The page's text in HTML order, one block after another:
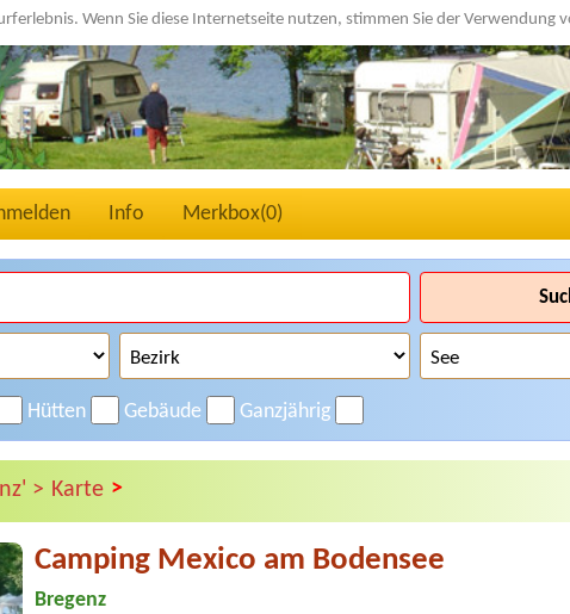
Wenn Sie diese Internetseite nutzen, stimmen Sie der Verwendung
Info Merkbox(0)
Hütten Gebäude Ganzjährig
> Karte >
Camping Mexico am Bodensee
Bregenz